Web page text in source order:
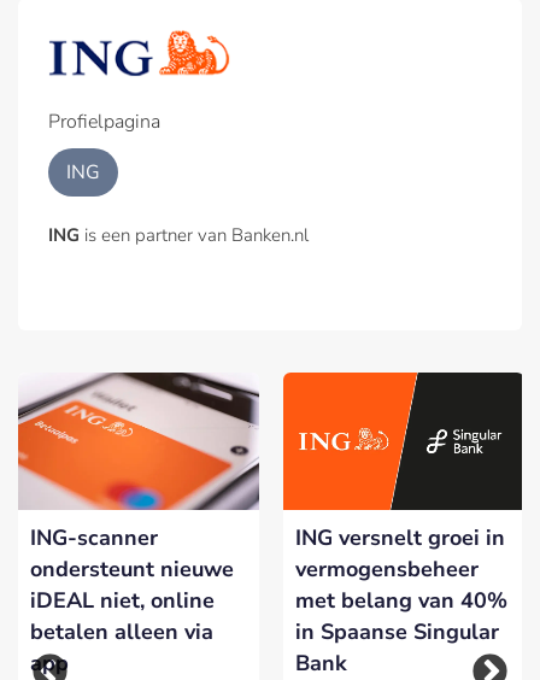
Profielpagina
ING
ING is een partner van Banken.nl
ING-scanner
ondersteunt nieuwe
iDEAL niet, online
betalen alleen via
app
ING versnelt groei in
vermogensbeheer
met belang van 40%
in Spaanse Singular
Bank